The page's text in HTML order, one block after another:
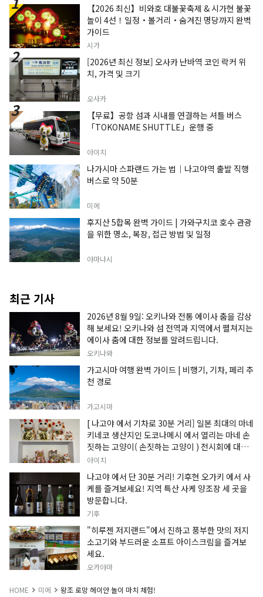
【2026 최신】비와호 대불꽃축제 & 시가현 불꽃
놀이 4선！일정・볼거리・숨겨진 명당까지 완벽
가이드
시가
[2026년 최신 정보] 오사카 난바역 코인 락커 위
치, 가격 및 크기
오사카
【무료】공항 섬과 시내를 연결하는 셔틀 버스
「TOKONAME SHUTTLE」운행 중
아이치
나가시마 스파랜드 가는 법｜나고야역 출발 직행
버스로 약 50분
미에
후지산 5합목 완벽 가이드 | 가와구치코 호수 관광
을 위한 명소, 복장, 접근 방법 및 일정
야마나시
최근 기사
2026년 8월 9일: 오키나와 전통 에이사 춤을 감상
해 보세요! 오키나와 섬 전역과 지역에서 펼쳐지는
에이사 춤에 대한 정보를 알려드립니다.
오키나와
가고시마 여행 완벽 가이드 | 비행기, 기차, 페리 추
천 경로
가고시마
[ 나고야 에서 기차로 30분 거리] 일본 최대의 마네
키네코 생산지인 도코나메시 에서 열리는 마네 손
짓하는 고양이( 손짓하는 고양이 ) 전시회에 대한
정보입니다.
아이치
나고야 에서 단 30분 거리! 기후현 오가키 에서 사
케를 즐겨보세요! 지역 특산 사케 양조장 세 곳을
방문합니다.
기후
"히루젠 저지랜드"에서 진하고 풍부한 맛의 저지
소고기와 부드러운 소프트 아이스크림을 즐겨보
세요.
오카야마
HOME 미에 왕조 로망 헤이안 놀이 마치 체험!